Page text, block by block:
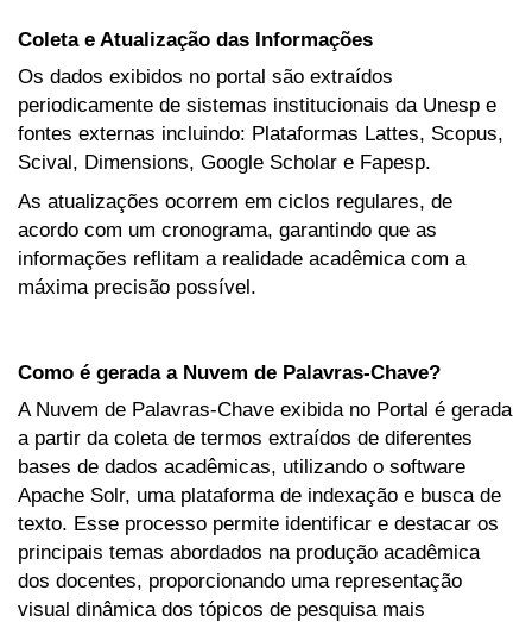
Coleta e Atualização das Informações
Os dados exibidos no portal são extraídos
periodicamente de sistemas institucionais da Unesp e
fontes externas incluindo: Plataformas Lattes, Scopus,
Scival, Dimensions, Google Scholar e Fapesp.
As atualizações ocorrem em ciclos regulares, de
acordo com um cronograma, garantindo que as
informações reflitam a realidade acadêmica com a
máxima precisão possível.
Como é gerada a Nuvem de Palavras-Chave?
A Nuvem de Palavras-Chave exibida no Portal é gerada
a partir da coleta de termos extraídos de diferentes
bases de dados acadêmicas, utilizando o software
Apache Solr, uma plataforma de indexação e busca de
texto. Esse processo permite identificar e destacar os
principais temas abordados na produção acadêmica
dos docentes, proporcionando uma representação
visual dinâmica dos tópicos de pesquisa mais